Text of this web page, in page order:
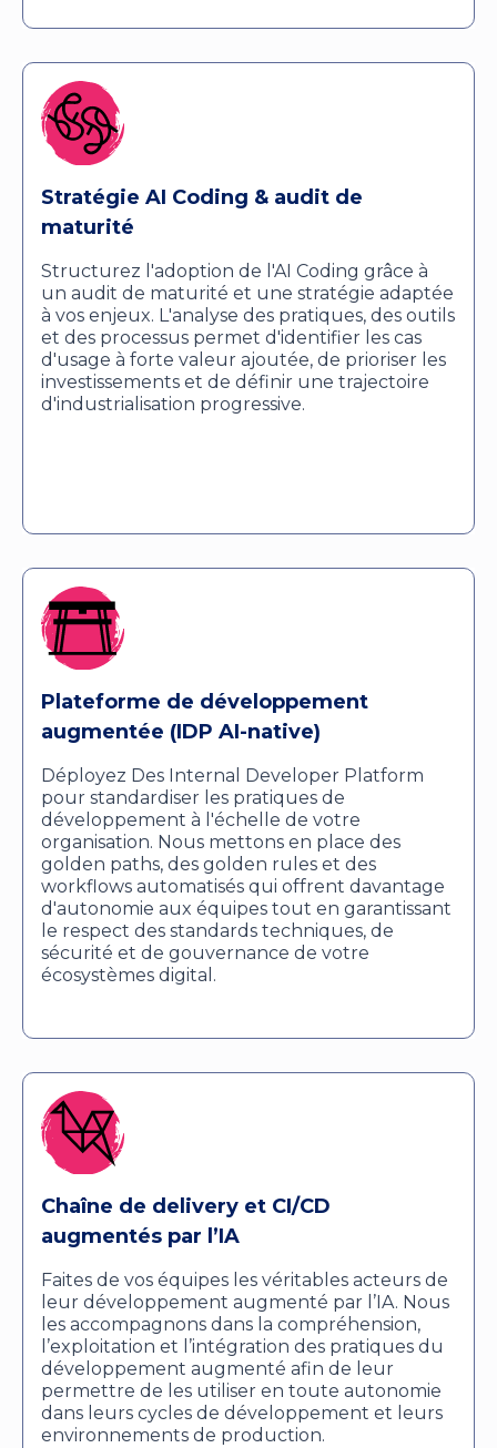
Stratégie AI Coding & audit de
maturité
Structurez l'adoption de l'AI Coding grâce à
un audit de maturité et une stratégie adaptée
à vos enjeux. L'analyse des pratiques, des outils
et des processus permet d'identifier les cas
d'usage à forte valeur ajoutée, de prioriser les
investissements et de définir une trajectoire
d'industrialisation progressive.
Plateforme de développement
augmentée (IDP AI-native)
Déployez Des Internal Developer Platform
pour standardiser les pratiques de
développement à l'échelle de votre
organisation. Nous mettons en place des
golden paths, des golden rules et des
workflows automatisés qui offrent davantage
d'autonomie aux équipes tout en garantissant
le respect des standards techniques, de
sécurité et de gouvernance de votre
écosystèmes digital.
Chaîne de delivery et CI/CD
augmentés par l’IA
Faites de vos équipes les véritables acteurs de
leur développement augmenté par l’IA. Nous
les accompagnons dans la compréhension,
l’exploitation et l’intégration des pratiques du
développement augmenté afin de leur
permettre de les utiliser en toute autonomie
dans leurs cycles de développement et leurs
environnements de production.